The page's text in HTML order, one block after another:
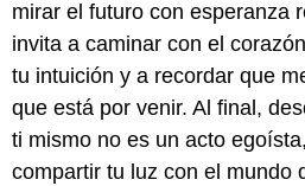
mirar el futuro con esperanza
invita a caminar con el
tu intuición y a recordar que
que está por venir. Al final,
ti mismo no es un acto
compartir tu luz con el mundo